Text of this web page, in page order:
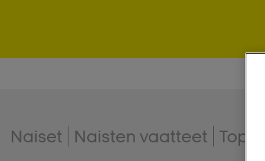
Naiset Naisten vaatteet Topit